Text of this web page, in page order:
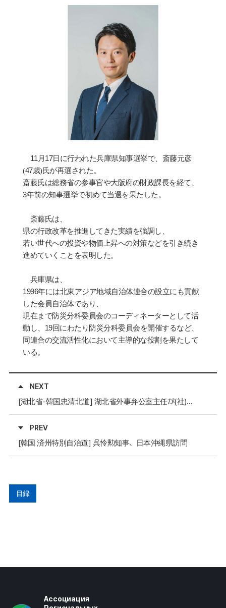
11 月17日に行われた兵庫県知事選挙で、 斎藤元彦
(47歳)氏が再選された。
斎藤氏は総務省の参事官や大阪府の財政課長を経て、
3年前の知事選挙で初めて当選を果たした。
斎藤氏は、
県の行政改革を推進してきた実績を強調し、
若い世代への投資や物価 上昇への対策などを引き続き
進めていくことを表明した。
兵庫県は、
1996年には北東アジア地域自治体連合の設立にも貢献
した会員自治体であり、
現在まで防災分科委員会のコ ーディネーターとして活
動し、 19回にわたり防災分科委員会を開催するなど、
同連合の交流活性化において主導的な役割を果たして
いる。
NEXT
[湖北省-韓国忠清北道] 湖北省外事弁公室主任が(社)全国里長・統長連合会忠清北道支部の一行と面談
PREV
[韓国 済州特別自治道] 呉怜勲知事、日本沖縄県訪問
目録
Ассоциация